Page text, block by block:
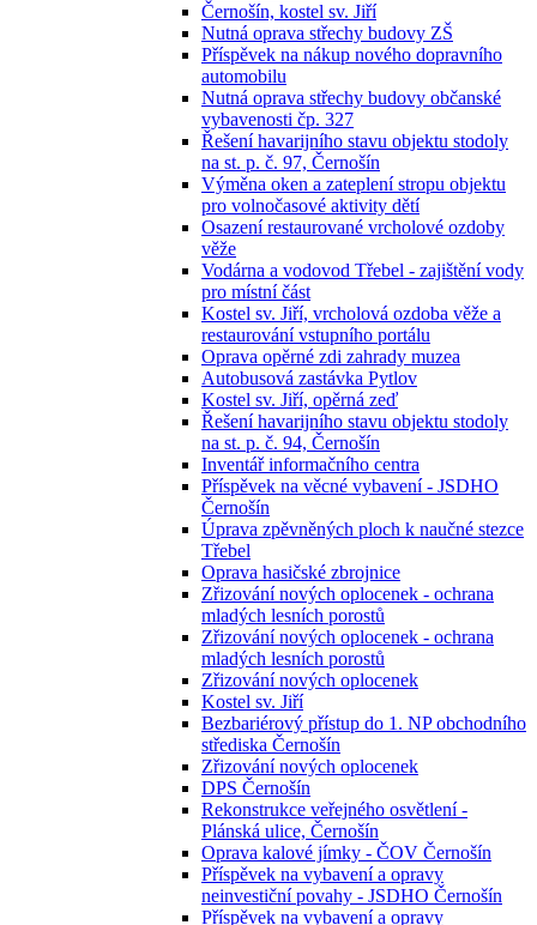
Černošín, kostel sv. Jiří
Nutná oprava střechy budovy ZŠ
Příspěvek na nákup nového dopravního
automobilu
Nutná oprava střechy budovy občanské
vybavenosti čp. 327
Řešení havarijního stavu objektu stodoly
na st. p. č. 97, Černošín
Výměna oken a zateplení stropu objektu
pro volnočasové aktivity dětí
Osazení restaurované vrcholové ozdoby
věže
Vodárna a vodovod Třebel - zajištění vody
pro místní část
Kostel sv. Jiří, vrcholová ozdoba věže a
restaurování vstupního portálu
Oprava opěrné zdi zahrady muzea
Autobusová zastávka Pytlov
Kostel sv. Jiří, opěrná zeď
Řešení havarijního stavu objektu stodoly
na st. p. č. 94, Černošín
Inventář informačního centra
Příspěvek na věcné vybavení - JSDHO
Černošín
Úprava zpěvněných ploch k naučné stezce
Třebel
Oprava hasičské zbrojnice
Zřizování nových oplocenek - ochrana
mladých lesních porostů
Zřizování nových oplocenek - ochrana
mladých lesních porostů
Zřizování nových oplocenek
Kostel sv. Jiří
Bezbariérový přístup do 1. NP obchodního
střediska Černošín
Zřizování nových oplocenek
DPS Černošín
Rekonstrukce veřejného osvětlení -
Plánská ulice, Černošín
Oprava kalové jímky - ČOV Černošín
Příspěvek na vybavení a opravy
neinvestiční povahy - JSDHO Černošín
Příspěvek na vybavení a opravy